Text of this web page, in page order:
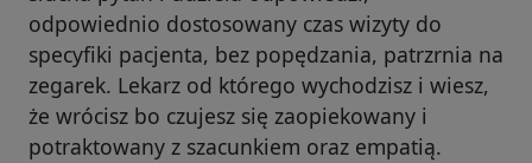
odpowiednio dostosowany czas wizyty do
specyfiki pacjenta, bez popędzania, patrzrnia na
zegarek. Lekarz od którego wychodzisz i wiesz,
że wrócisz bo czujesz się zaopiekowany i
potraktowany z szacunkiem oraz empatią.